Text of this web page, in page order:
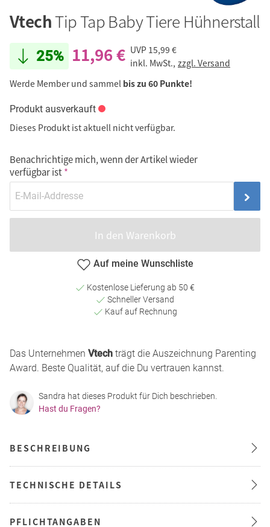
VtechTip Tap Baby Tiere Hühnerstall
25% 11,96 € UVP 15,99 €
inkl. MwSt., zzgl. Versand
Werde Member und sammel bis zu 60 Punkte!
Produkt ausverkauft
Dieses Produkt ist aktuell nicht verfügbar.
Benachrichtige mich, wenn der Artikel wieder
verfügbar ist
In den Warenkorb
Auf meine Wunschliste
Kostenlose Lieferung ab 50 €
Schneller Versand
Kauf auf Rechnung
Das Unternehmen Vtech trägt die Auszeichnung Parenting
Award. Beste Qualität, auf die Du vertrauen kannst.
Sandra hat dieses Produkt für Dich beschrieben.
Hast du Fragen?
BESCHREIBUNG
TECHNISCHE DETAILS
PFLICHTANGABEN